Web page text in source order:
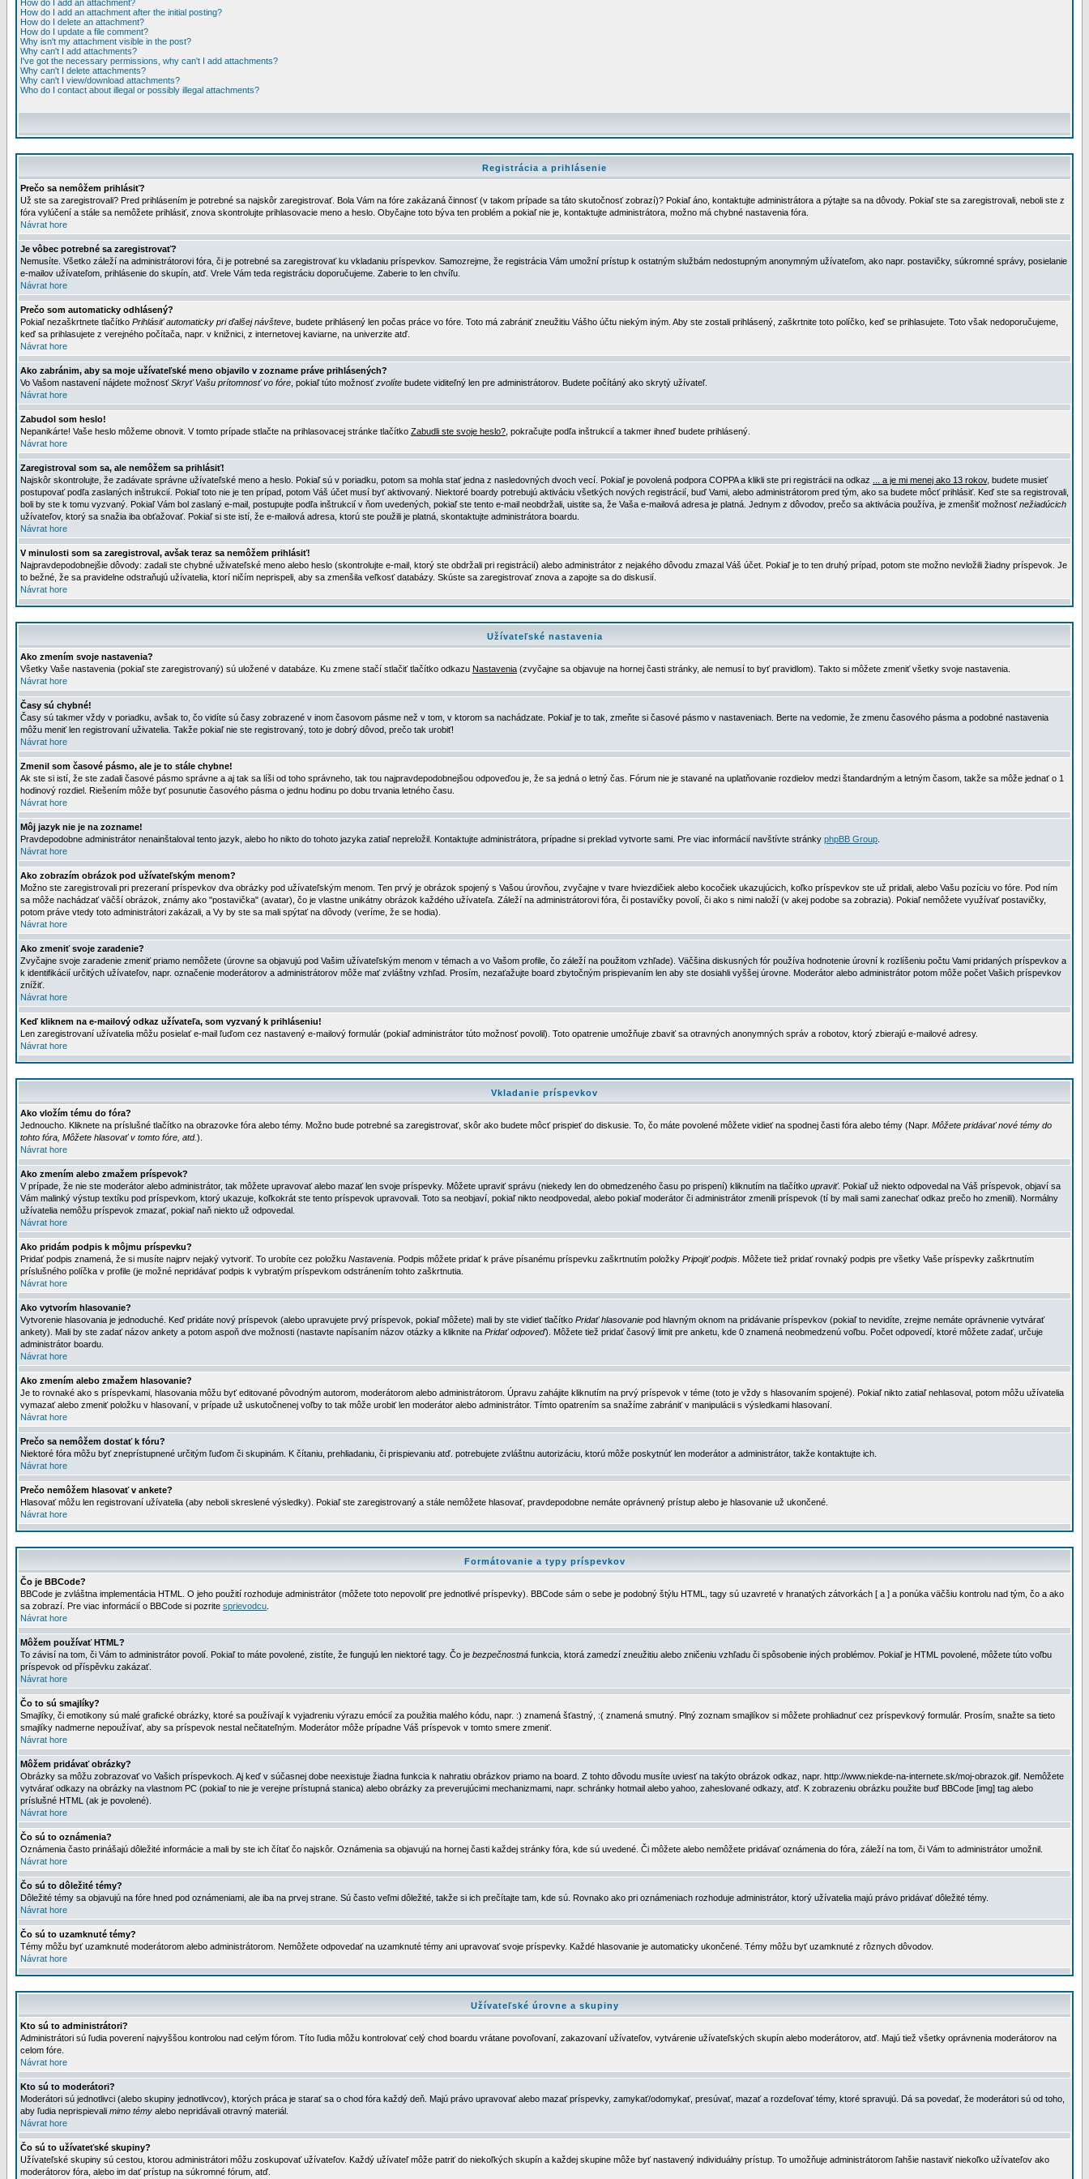
How do I add an attachment?
How do I add an attachment after the initial posting?
How do I delete an attachment?
How do I update a file comment?
Why isn't my attachment visible in the post?
Why can't I add attachments?
I've got the necessary permissions, why can't I add attachments?
Why can't I delete attachments?
Why can't I view/download attachments?
Who do I contact about illegal or possibly illegal attachments?
Registrácia a prihlásenie
Prečo sa nemôžem prihlásiť?
Už ste sa zaregistrovali? Pred prihlásením je potrebné sa najskôr zaregistrovať. Bola Vám na fóre zakázaná činnosť (v takom prípade sa táto skutočnosť zobrazí)? Pokiaľ áno, kontaktujte administrátora a pýtajte sa na dôvody. Pokiaľ ste sa zaregistrovali, neboli ste z
fóra vylúčení a stále sa nemôžete prihlásiť, znova skontrolujte prihlasovacie meno a heslo. Obyčajne toto býva ten problém a pokiaľ nie je, kontaktujte administrátora, možno má chybné nastavenia fóra.
Návrat hore
Je vôbec potrebné sa zaregistrovať?
Nemusíte. Všetko záleží na administrátorovi fóra, či je potrebné sa zaregistrovať ku vkladaniu príspevkov. Samozrejme, že registrácia Vám umožní prístup k ostatným službám nedostupným anonymným užívateľom, ako napr. postavičky, súkromné správy, posielanie
e-mailov užívateľom, prihlásenie do skupín, atď. Vrele Vám teda registráciu doporučujeme. Zaberie to len chvíľu.
Návrat hore
Prečo som automaticky odhlásený?
Pokiaľ nezaškrtnete tlačítko Prihlásiť automaticky pri ďalšej návšteve , budete prihlásený len počas práce vo fóre. Toto má zabrániť zneužitiu Vášho účtu niekým iným. Aby ste zostali prihlásený, zaškrtnite toto políčko, keď se prihlasujete. Toto však nedoporučujeme,
keď sa prihlasujete z verejného počítača, napr. v knižnici, z internetovej kaviarne, na univerzite atď.
Návrat hore
Ako zabránim, aby sa moje užívateľské meno objavilo v zozname práve prihlásených?
Vo Vašom nastavení nájdete možnosťSkryť Vašu prítomnosť vo fóre , pokiaľ túto možnosťzvolíte budete viditeľný len pre administrátorov. Budete počítáný ako skrytý užívateľ.
Návrat hore
Zabudol som heslo!
Nepanikárte! Vaše heslo môžeme obnovit. V tomto prípade stlačte na prihlasovacej stránke tlačítko Zabudli ste svoje heslo? , pokračujte podľa inštrukcií a takmer ihneď budete prihlásený.
Návrat hore
Zaregistroval som sa, ale nemôžem sa prihlásiť!
Najskôr skontrolujte, že zadávate správne užívateľské meno a heslo. Pokiaľ sú v poriadku, potom sa mohla stať jedna z nasledovných dvoch vecí. Pokiaľ je povolená podpora COPPA a klikli ste pri registrácii na odkaz
... a je mi menej ako 13 rokov, budete musieť
postupovať podľa zaslaných inštrukcií. Pokiaľ toto nie je ten prípad, potom Váš účet musí byť aktivovaný. Niektoré boardy potrebujú aktiváciu všetkých nových registrácií, buď Vami, alebo administrátorom pred tým, ako sa budete môcť prihlásiť. Keď ste sa registrovali,
boli by ste k tomu vyzvaný. Pokiaľ Vám bol zaslaný e-mail, postupujte podľa inštrukcií v ňom uvedených, pokiaľ ste tento e-mail neobdržali, uistite sa, že Vaša e-mailová adresa je platná. Jednym z dôvodov, prečo sa aktivácia používa, je zmenšiť možnosťnežiadúcich
užívateľov, ktorý sa snažia iba obťažovať. Pokiaľ si ste istí, že e-mailová adresa, ktorú ste použili je platná, skontaktujte administrátora boardu.
Návrat hore
V minulosti som sa zaregistroval, avšak teraz sa nemôžem prihlásiť!
Najpravdepodobnejšie dôvody: zadali ste chybné uživateľské meno alebo heslo (skontrolujte e-mail, ktorý ste obdržali pri registrácií) alebo administrátor z nejakého dôvodu zmazal Váš účet. Pokiaľ je to ten druhý prípad, potom ste možno nevložili žiadny príspevok. Je
to bežné, že sa pravidelne odstraňujú užívatelia, ktorí ničím neprispeli, aby sa zmenšila veľkosť databázy. Skúste sa zaregistrovať znova a zapojte sa do diskusií.
Návrat hore
Užívateľské nastavenia
Ako zmením svoje nastavenia?
Všetky Vaše nastavenia (pokiaľ ste zaregistrovaný) sú uložené v databáze. Ku zmene stačí stlačiť tlačítko odkazu Nastavenia (zvyčajne sa objavuje na hornej časti stránky, ale nemusí to byť pravidlom). Takto si môžete zmeniť všetky svoje nastavenia.
Návrat hore
Časy sú chybné!
Časy sú takmer vždy v poriadku, avšak to, čo vidíte sú časy zobrazené v inom časovom pásme než v tom, v ktorom sa nachádzate. Pokiaľ je to tak, zmeňte si časové pásmo v nastaveniach. Berte na vedomie, že zmenu časového pásma a podobné nastavenia
môžu meniť len registrovaní uživatelia. Takže pokiaľ nie ste registrovaný, toto je dobrý dôvod, prečo tak urobiť!
Návrat hore
Zmenil som časové pásmo, ale je to stále chybne!
Ak ste si istí, že ste zadali časové pásmo správne a aj tak sa líši od toho správneho, tak tou najpravdepodobnejšou odpoveďou je, že sa jedná o letný čas. Fórum nie je stavané na uplatňovanie rozdielov medzi štandardným a letným časom, takže sa môže jednať o 1
hodinový rozdiel. Riešením môže byť posunutie časového pásma o jednu hodinu po dobu trvania letného času.
Návrat hore
Môj jazyk nie je na zozname!
Pravdepodobne administrátor nenainštaloval tento jazyk, alebo ho nikto do tohoto jazyka zatiaľ nepreložil. Kontaktujte administrátora, prípadne si preklad vytvorte sami. Pre viac informácií navštívte stránky phpBB Group
Návrat hore
Ako zobrazím obrázok pod užívateľským menom?
Možno ste zaregistrovali pri prezeraní príspevkov dva obrázky pod užívateľským menom. Ten prvý je obrázok spojený s Vašou úrovňou, zvyčajne v tvare hviezdičiek alebo kocočiek ukazujúcich, koľko príspevkov ste už pridali, alebo Vašu pozíciu vo fóre. Pod ním
sa môže nachádzať väčší obrázok, známy ako "postavička" (avatar), čo je vlastne unikátny obrázok každého užívateľa. Záleží na administrátorovi fóra, či postavičky povolí, či ako s nimi naloží (v akej podobe sa zobrazia). Pokiaľ nemôžete využívať postavičky,
potom práve vtedy toto administrátori zakázali, a Vy by ste sa mali spýtať na dôvody (veríme, že se hodia).
Návrat hore
Ako zmeniť svoje zaradenie?
Zvyčajne svoje zaradenie zmeniť priamo nemôžete (úrovne sa objavujú pod Vašim užívateľským menom v témach a vo Vašom profile, čo záleží na použitom vzhľade). Väčšina diskusných fór používa hodnotenie úrovní k rozlíšeniu počtu Vami pridaných príspevkov a
k identifikácií určitých užívateľov, napr. označenie moderátorov a administrátorov môže mať zvláštny vzhľad. Prosím, nezaťažujte board zbytočným prispievaním len aby ste dosiahli vyššej úrovne. Moderátor alebo administrátor potom môže počet Vašich príspevkov
znížiť.
Návrat hore
Keď kliknem na e-mailový odkaz užívateľa, som vyzvaný k prihláseniu!
Len zaregistrovaní užívatelia môžu posielať e-mail ľuďom cez nastavený e-mailový formulár (pokiaľ administrátor túto možnosť povolil). Toto opatrenie umožňuje zbaviť sa otravných anonymných správ a robotov, ktorý zbierajú e-mailové adresy.
Návrat hore
Vkladanie príspevkov
Ako vložím tému do fóra?
Jednoucho. Kliknete na príslušné tlačítko na obrazovke fóra alebo témy. Možno bude potrebné sa zaregistrovať, skôr ako budete môcť prispieť do diskusie. To, čo máte povolené môžete vidieť na spodnej časti fóra alebo témy (Napr. Môžete pridávať nové témy do
tohto fóra, Môžete hlasovať v tomto fóre, atd.).
Návrat hore
Ako zmením alebo zmažem príspevok?
V prípade, že nie ste moderátor alebo administrátor, tak môžete upravovať alebo mazať len svoje príspevky. Môžete upraviť správu (niekedy len do obmedzeného času po prispení) kliknutím na tlačítko upraviť. Pokiaľ už niekto odpovedal na Váš príspevok, objaví sa
Vám malinký výstup textíku pod príspevkom, ktorý ukazuje, koľkokrát ste tento príspevok upravovali. Toto sa neobjaví, pokiaľ nikto neodpovedal, alebo pokiaľ moderátor či administrátor zmenili príspevok (tí by mali sami zanechať odkaz prečo ho zmenili). Normálny
užívatelia nemôžu príspevok zmazať, pokiaľ naň niekto už odpovedal.
Návrat hore
Ako pridám podpis k môjmu príspevku?
Pridať podpis znamená, že si musíte najprv nejaký vytvoriť. To urobíte cez položku Nastavenia . Podpis môžete pridať k práve písanému príspevku zaškrtnutím položky Pripojiť podpis . Môžete tiež pridať rovnaký podpis pre všetky Vaše príspevky zaškrtnutím
príslušného políčka v profile (je možné nepridávať podpis k vybratým príspevkom odstránením tohto zaškrtnutia.
Návrat hore
Ako vytvorím hlasovanie?
Vytvorenie hlasovania je jednoduché. Keď pridáte nový príspevok (alebo upravujete prvý príspevok, pokiaľ môžete) mali by ste vidieť tlačítko Pridať hlasovanie pod hlavným oknom na pridávanie príspevkov (pokiaľ to nevidíte, zrejme nemáte oprávnenie vytvárať
ankety). Mali by ste zadať názov ankety a potom aspoň dve možnosti (nastavte napísaním názov otázky a kliknite na Pridať odpoveď). Môžete tiež pridať časový limit pre anketu, kde 0 znamená neobmedzenú voľbu. Počet odpovedí, ktoré môžete zadať, určuje
administrátor boardu.
Návrat hore
Ako zmením alebo zmažem hlasovanie?
Je to rovnaké ako s príspevkami, hlasovania môžu byť editované pôvodným autorom, moderátorom alebo administrátorom. Úpravu zahájite kliknutím na prvý príspevok v téme (toto je vždy s hlasovaním spojené). Pokiaľ nikto zatiaľ nehlasoval, potom môžu užívatelia
vymazať alebo zmeniť položku v hlasovaní, v prípade už uskutočnenej voľby to tak môže urobiť len moderátor alebo administrátor. Tímto opatrením sa snažíme zabrániť v manipulácii s výsledkami hlasovaní.
Návrat hore
Prečo sa nemôžem dostať k fóru?
Niektoré fóra môžu byť zneprístupnené určitým ľuďom či skupinám. K čítaniu, prehliadaniu, či prispievaniu atď. potrebujete zvláštnu autorizáciu, ktorú môže poskytnúť len moderátor a administrátor, takže kontaktujte ich.
Návrat hore
Prečo nemôžem hlasovať v ankete?
Hlasovať môžu len registrovaní užívatelia (aby neboli skreslené výsledky). Pokiaľ ste zaregistrovaný a stále nemôžete hlasovať, pravdepodobne nemáte oprávnený prístup alebo je hlasovanie už ukončené.
Návrat hore
Formátovanie a typy príspevkov
Čo je BBCode?
BBCode je zvláštna implementácia HTML. O jeho použití rozhoduje administrátor (môžete toto nepovoliť pre jednotlivé príspevky). BBCode sám o sebe je podobný štýlu HTML, tagy sú uzavreté v hranatých zátvorkách [ a ] a ponúka väčšiu kontrolu nad tým, čo a ako
sa zobrazí. Pre viac informácií o BBCode si pozrite sprievodcu
Návrat hore
Môžem používať HTML?
To závisí na tom, či Vám to administrátor povolí. Pokiaľ to máte povolené, zistíte, že fungujú len niektoré tagy. Čo je bezpečnostná funkcia, ktorá zamedzí zneužitiu alebo zničeniu vzhľadu či spôsobenie iných problémov. Pokiaľ je HTML povolené, môžete túto voľbu
príspevok od příspěvku zakázať.
Návrat hore
Čo to sú smajlíky?
Smajlíky, či emotikony sú malé grafické obrázky, ktoré sa používají k vyjadreniu výrazu emócií za použitia malého kódu, napr. :) znamená šťastný, :( znamená smutný. Plný zoznam smajlíkov si môžete prohliadnuť cez príspevkový formulár. Prosím, snažte sa tieto
smajlíky nadmerne nepoužívať, aby sa príspevok nestal nečitateľným. Moderátor môže prípadne Váš príspevok v tomto smere zmeniť.
Návrat hore
Môžem pridávať obrázky?
Obrázky sa môžu zobrazovať vo Vašich príspevkoch. Aj keď v súčasnej dobe neexistuje žiadna funkcia k nahratiu obrázkov priamo na board. Z tohto dôvodu musíte uviesť na takýto obrázok odkaz, napr. http://www.niekde-na-internete.sk/moj-obrazok.gif. Nemôžete
vytvárať odkazy na obrázky na vlastnom PC (pokiaľ to nie je verejne prístupná stanica) alebo obrázky za preverujúcimi mechanizmami, napr. schránky hotmail alebo yahoo, zaheslované odkazy, atď. K zobrazeniu obrázku použite buď BBCode [img] tag alebo
príslušné HTML (ak je povolené).
Návrat hore
Čo sú to oznámenia?
Oznámenia často prinášajú dôležité informácie a mali by ste ich čítať čo najskôr. Oznámenia sa objavujú na hornej časti každej stránky fóra, kde sú uvedené. Či môžete alebo nemôžete pridávať oznámenia do fóra, záleží na tom, či Vám to administrátor umožnil.
Návrat hore
Čo sú to dôležité témy?
Dôležité témy sa objavujú na fóre hned pod oznámeniami, ale iba na prvej strane. Sú často veľmi dôležité, takže si ich prečítajte tam, kde sú. Rovnako ako pri oznámeniach rozhoduje administrátor, ktorý užívatelia majú právo pridávať dôležité témy.
Návrat hore
Čo sú to uzamknuté témy?
Témy môžu byť uzamknuté moderátorom alebo administrátorom. Nemôžete odpovedať na uzamknuté témy ani upravovať svoje príspevky. Každé hlasovanie je automaticky ukončené. Témy môžu byť uzamknuté z rôznych dôvodov.
Návrat hore
Užívateľské úrovne a skupiny
Kto sú to administrátori?
Administrátori sú ľudia poverení najvyššou kontrolou nad celým fórom. Títo ľudia môžu kontrolovať celý chod boardu vrátane povoľovaní, zakazovaní užívateľov, vytvárenie užívateľských skupín alebo moderátorov, atď. Majú tiež všetky oprávnenia moderátorov na
celom fóre.
Návrat hore
Kto sú to moderátori?
Moderátori sú jednotlivci (alebo skupiny jednotlivcov), ktorých práca je starať sa o chod fóra každý deň. Majú právo upravovať alebo mazať príspevky, zamykať/odomykať, presúvať, mazať a rozdeľovať témy, ktoré spravujú. Dá sa povedať, že moderátori sú od toho,
aby ľudia neprispievali mimo témy alebo nepridávali otravný materiál.
Návrat hore
Čo sú to užívateťské skupiny?
Užívateľské skupiny sú cestou, ktorou administrátori môžu zoskupovať užívateľov. Každý užívateľ môže patriť do niekoľkých skupín a každej skupine môže byť nastavený individuálny prístup. To umožňuje administrátorom ľahšie nastaviť niekoľko užívateľov ako
moderátorov fóra, alebo im dať prístup na súkromné fórum, atď.